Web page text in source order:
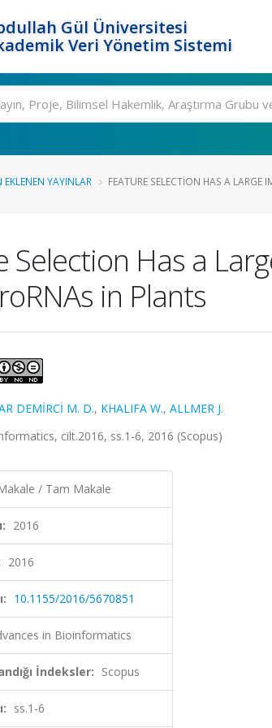
Gül Üniversitesi
Veri Yönetim Sistemi
EKLENEN YAYINLAR FEATURE SELECTION HAS A LARGE
Selection Has a
in Plants
DEMİRCİ M. D., KHALIFA W., ALLMER J.
cilt.2016, ss.1-6, 2016 (Scopus)
/ Tam Makale
2016
2016
10.1155/2016/5670851
in Bioinformatics
İndeksler: Scopus
ss.1-6